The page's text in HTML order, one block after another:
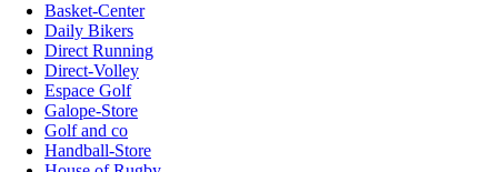
Basket-Center
Daily Bikers
Direct Running
Direct-Volley
Espace Golf
Galope-Store
Golf and co
Handball-Store